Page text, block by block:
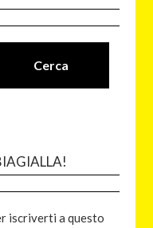
iscriverti a questo